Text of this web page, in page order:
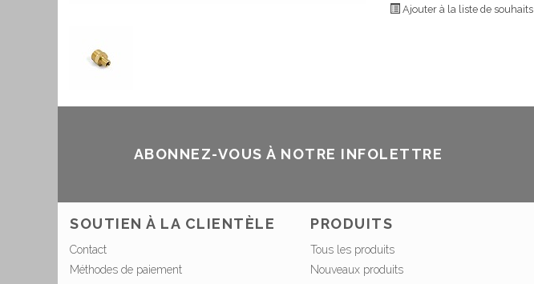
Ajouter à la liste de souhaits
ABONNEZ-VOUS À NOTRE INFOLETTRE
SOUTIEN À LA CLIENTÈLE
Contact
Méthodes de paiement
PRODUITS
Tous les produits
Nouveaux produits